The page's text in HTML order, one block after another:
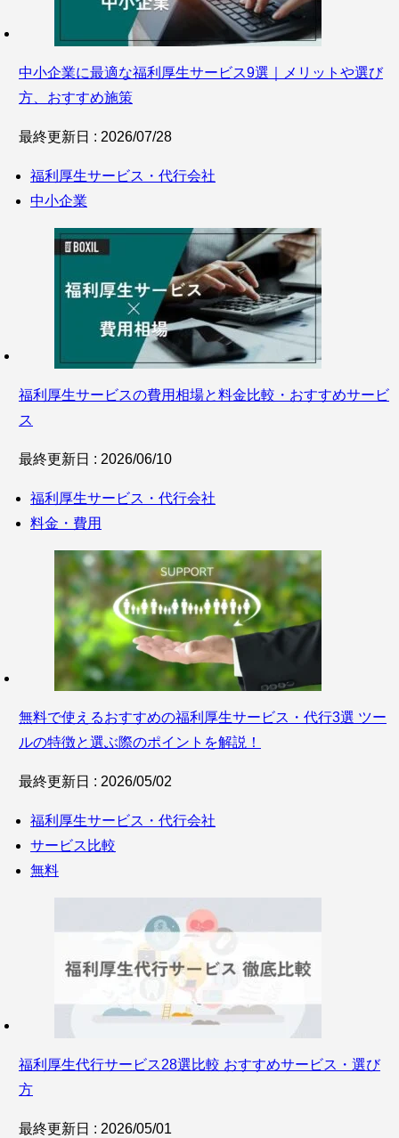
中小企業に最適な福利厚生サービス9選｜メリットや選び
方、おすすめ施策
最終更新日 : 2026/07/28
福利厚生サービス・代行会社
中小企業
福利厚生サービスの費用相場と料金比較・おすすめサービ
ス
最終更新日 : 2026/06/10
福利厚生サービス・代行会社
料金・費用
無料で使えるおすすめの福利厚生サービス・代行3選 ツー
ルの特徴と選ぶ際のポイントを解説！
最終更新日 : 2026/05/02
福利厚生サービス・代行会社
サービス比較
無料
福利厚生代行サービス28選比較 おすすめサービス・選び
方
最終更新日 : 2026/05/01